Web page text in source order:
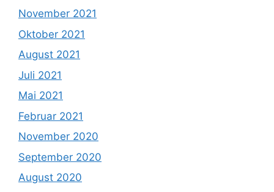
November 2021
Oktober 2021
August 2021
Juli 2021
Mai 2021
Februar 2021
November 2020
September 2020
August 2020